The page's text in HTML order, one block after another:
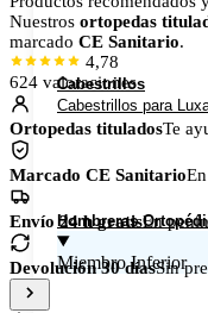
Cabestrillos
Cabestrillos para
Hombreras
Miembro Inferior
Nuestros ortopedas
marcado CE Sanitario.
4,78
624 valoraciones
Ortopedas tituladosTe
Marcado CE Sanitario
Envío 24 h gratisEn
Devolución 30 díasSin